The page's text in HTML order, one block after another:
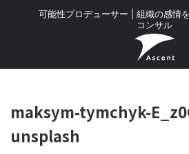
可能性プロデューサー | 組織の感情
コンサル
maksym-tymchyk-
unsplash